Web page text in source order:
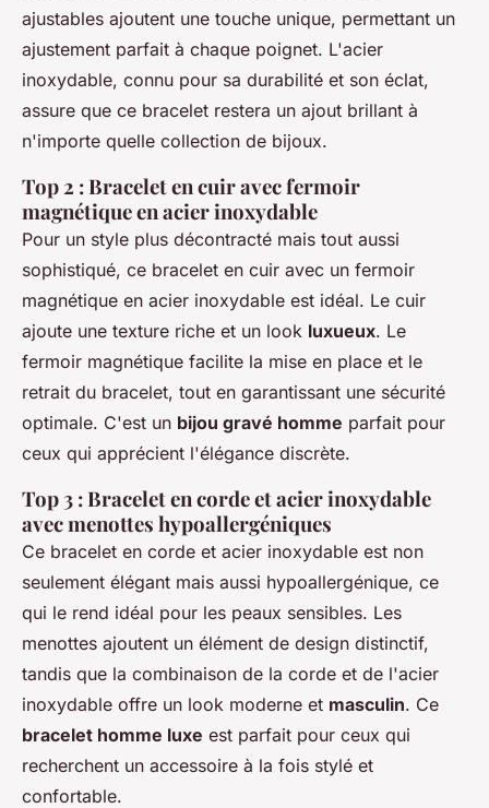
ajustables ajoutent une touche unique, permettant un
ajustement parfait à chaque poignet. L'acier
inoxydable, connu pour sa durabilité et son éclat,
assure que ce bracelet restera un ajout brillant à
n'importe quelle collection de bijoux.
Top 2 : Bracelet en cuir avec fermoir
magnétique en acier inoxydable
Pour un style plus décontracté mais tout aussi
sophistiqué, ce bracelet en cuir avec un fermoir
magnétique en acier inoxydable est idéal. Le cuir
ajoute une texture riche et un look luxueux. Le
fermoir magnétique facilite la mise en place et le
retrait du bracelet, tout en garantissant une sécurité
optimale. C'est un bijou gravé homme parfait pour
ceux qui apprécient l'élégance discrète.
Top 3 : Bracelet en corde et acier inoxydable
avec menottes hypoallergéniques
Ce bracelet en corde et acier inoxydable est non
seulement élégant mais aussi hypoallergénique, ce
qui le rend idéal pour les peaux sensibles. Les
menottes ajoutent un élément de design distinctif,
tandis que la combinaison de la corde et de l'acier
inoxydable offre un look moderne et masculin. Ce
bracelet homme luxe est parfait pour ceux qui
recherchent un accessoire à la fois stylé et
confortable.